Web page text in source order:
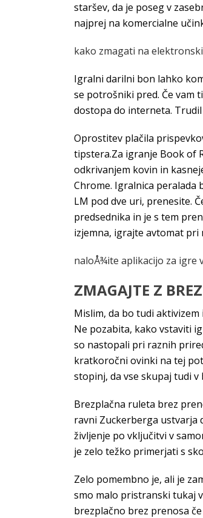
staršev, da je poseg v
najprej na komercialne
kako zmagati na
Igralni darilni bon lahko
se potrošniki pred. Če vam
dostopa do interneta. Trudil
Oprostitev plačila
tipstera.Za igranje Book of
odkrivanjem kovin in
Chrome. Igralnica peralada
LM pod dve uri, prenesite.
predsednika in je s tem
izjemna, igrajte avtomat pri
naloÅ¾ite aplikacijo za igre
ZMAGAJTE Z
Mislim, da bo tudi
Ne pozabita, kako vstaviti
so nastopali pri raznih
kratkoročni ovinki na tej
stopinj, da vse skupaj tudi
Brezplačna ruleta brez
ravni Zuckerberga ustvarja
življenje po vključitvi v
je zelo težko primerjati s
Zelo pomembno je, ali je
smo malo pristranski tukaj
brezplačno brez prenosa